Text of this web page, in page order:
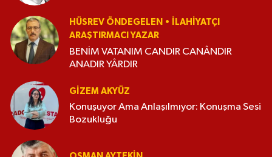
HÜSREV ÖNDEGELEN • İLAHIYATÇI
ARAŞTIRMACI YAZAR
BENİM VATANIM CANDIR CANÂNDIR
ANADIR YÂRDIR
GIZEM AKYÜZ
Konuşuyor Ama Anlaşılmıyor: Konuşma Sesi
Bozukluğu